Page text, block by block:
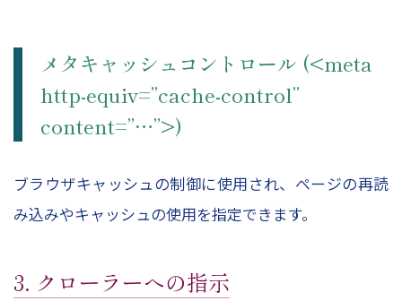
メタキャッシュコントロール (<meta
http-equiv=”cache-control”
content=”…”>)
ブラウザキャッシュの制御に使用され、ページの再読
み込みやキャッシュの使用を指定できます。
3. クローラーへの指示